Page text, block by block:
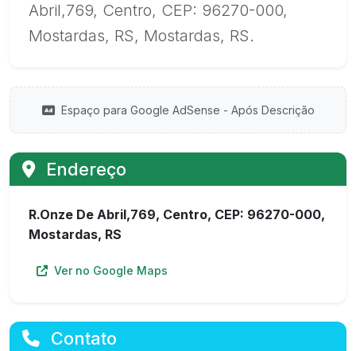
Abril,769, Centro, CEP: 96270-000,
Mostardas, RS, Mostardas, RS.
Espaço para Google AdSense - Após Descrição
Endereço
R.Onze De Abril,769, Centro, CEP: 96270-000,
Mostardas, RS
Ver no Google Maps
Contato